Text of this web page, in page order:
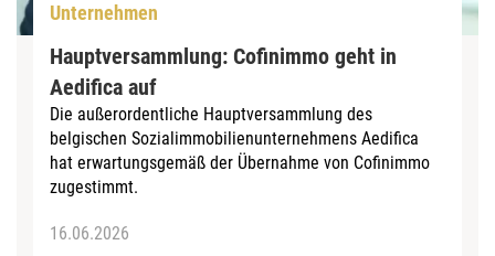
Unternehmen
Hauptversammlung: Cofinimmo geht in
Aedifica auf
Die außerordentliche Hauptversammlung des
belgischen Sozialimmobilienunternehmens Aedifica
hat erwartungsgemäß der Übernahme von Cofinimmo
zugestimmt.
16.06.2026